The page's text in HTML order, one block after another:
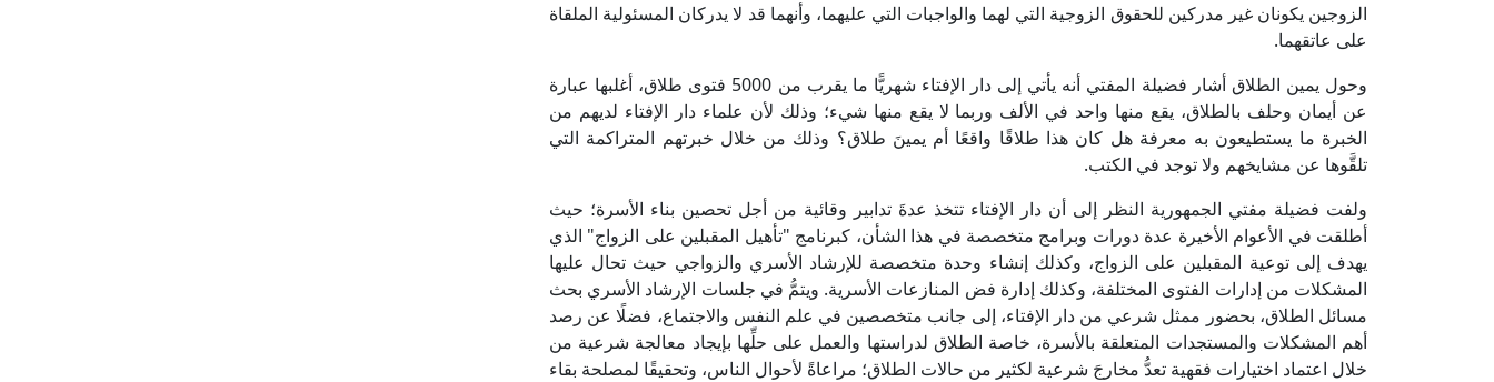
الزوجين يكونان غير مدركين للحقوق الزوجية التي لهما والواجبات التي عليهما، وأنهما قد لا يدركان المسئولية الملقاة
على عاتقهما.
وحول يمين الطلاق أشار فضيلة المفتي أنه يأتي إلى دار الإفتاء شهريًّا ما يقرب من 5000 فتوى طلاق، أغلبها عبارة
عن أيمان وحلف بالطلاق، يقع منها واحد في الألف وربما لا يقع منها شيء؛ وذلك لأن علماء دار الإفتاء لديهم من
الخبرة ما يستطيعون به معرفة هل كان هذا طلاقًا واقعًا أم يمينَ طلاق؟ وذلك من خلال خبرتهم المتراكمة التي
تلقَّوها عن مشايخهم ولا توجد في الكتب.
ولفت فضيلة مفتي الجمهورية النظر إلى أن دار الإفتاء تتخذ عدةَ تدابير وقائية من أجل تحصين بناء الأسرة؛ حيث
أطلقت في الأعوام الأخيرة عدة دورات وبرامج متخصصة في هذا الشأن، كبرنامج "تأهيل المقبلين على الزواج" الذي
يهدف إلى توعية المقبلين على الزواج، وكذلك إنشاء وحدة متخصصة للإرشاد الأسري والزواجي حيث تحال عليها
المشكلات من إدارات الفتوى المختلفة، وكذلك إدارة فض المنازعات الأسرية. ويتمُّ في جلسات الإرشاد الأسري بحث
مسائل الطلاق، بحضور ممثل شرعي من دار الإفتاء، إلى جانب متخصصين في علم النفس والاجتماع، فضلًا عن رصد
أهم المشكلات والمستجدات المتعلقة بالأسرة، خاصة الطلاق لدراستها والعمل على حلِّها بإيجاد معالجة شرعية من
خلال اعتماد اختيارات فقهية تعدُّ مخارجَ شرعية لكثير من حالات الطلاق؛ مراعاةً لأحوال الناس، وتحقيقًا لمصلحة بقاء